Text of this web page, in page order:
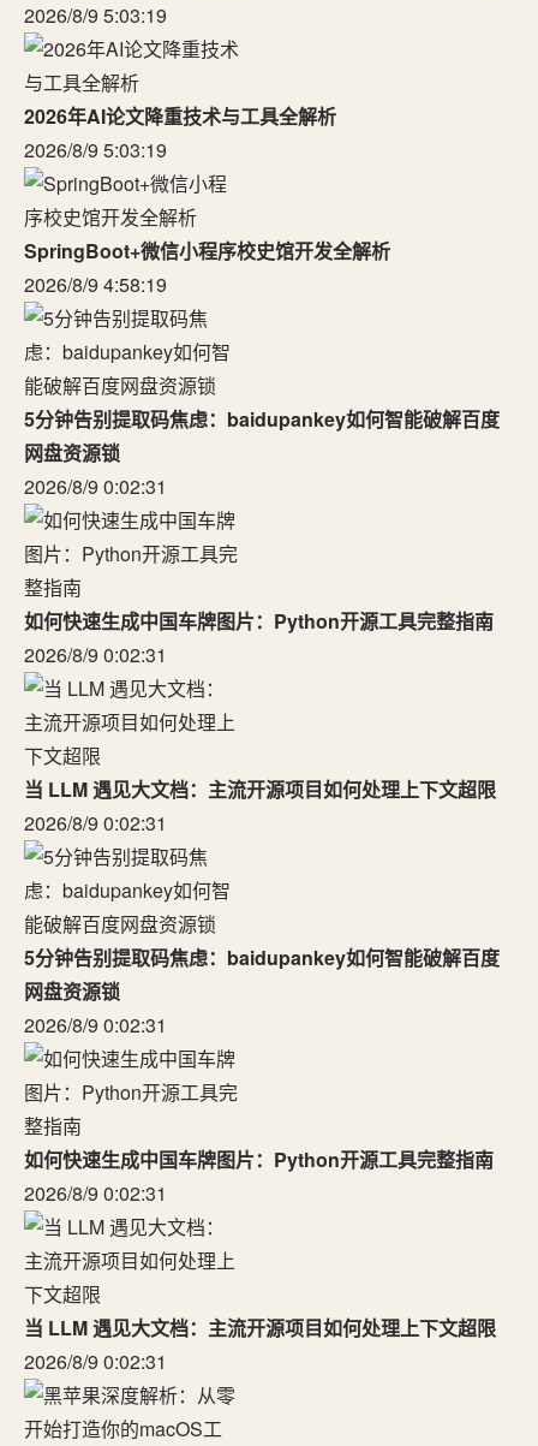
2026/8/9 5:03:19
2026年AI论文降重技术与工具全解析
2026/8/9 5:03:19
SpringBoot+微信小程序校史馆开发全解析
2026/8/9 4:58:19
5分钟告别提取码焦虑：baidupankey如何智能破解百度
网盘资源锁
2026/8/9 0:02:31
如何快速生成中国车牌图片：Python开源工具完整指南
2026/8/9 0:02:31
当 LLM 遇见大文档：主流开源项目如何处理上下文超限
2026/8/9 0:02:31
5分钟告别提取码焦虑：baidupankey如何智能破解百度
网盘资源锁
2026/8/9 0:02:31
如何快速生成中国车牌图片：Python开源工具完整指南
2026/8/9 0:02:31
当 LLM 遇见大文档：主流开源项目如何处理上下文超限
2026/8/9 0:02:31